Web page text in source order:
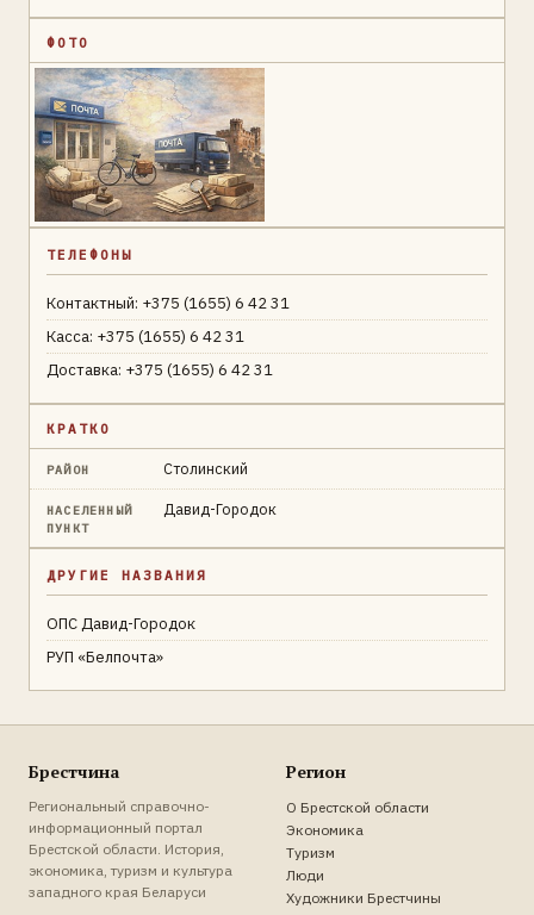
ФОТО
ТЕЛЕФОНЫ
Контактный: +375 (1655) 6 42 31
Касса: +375 (1655) 6 42 31
Доставка: +375 (1655) 6 42 31
КРАТКО
РАЙОН Столинский
НАСЕЛЕННЫЙ
ПУНКТ
Давид-Городок
ДРУГИЕ НАЗВАНИЯ
ОПС Давид-Городок
РУП «Белпочта»
Брестчина
Региональный справочно-
информационный портал
Брестской области. История,
экономика, туризм и культура
западного края Беларуси
Регион
О Брестской области
Экономика
Туризм
Люди
Художники Брестчины